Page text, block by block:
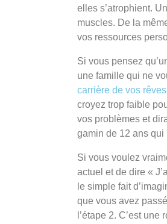
elles s’atrophient.
muscles. De la
vos ressources
Si vous pensez
une famille qui ne
carrière de vos rêves
croyez trop faible
vos problèmes et
gamin de 12 ans qui
Si vous voulez
actuel et de dire «
le simple fait
que vous avez
l’étape 2. C’est